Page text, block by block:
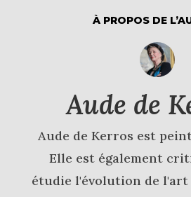
À PROPOS DE
Aude de
Aude de Kerros est
Elle est également
étudie l'évolution de